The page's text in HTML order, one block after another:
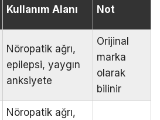
Kullanım Alanı Not
Nöropatik ağrı,
epilepsi, yaygın
anksiyete
Orijinal
marka
olarak
bilinir
Nöropatik ağrı,